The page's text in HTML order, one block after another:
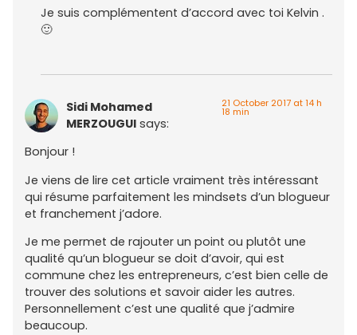
Je suis complémentent d’accord avec toi Kelvin .
🙂
Sidi Mohamed
MERZOUGUI says:
21 October 2017 at 14 h
18 min
Bonjour !
Je viens de lire cet article vraiment très intéressant
qui résume parfaitement les mindsets d’un blogueur
et franchement j’adore.
Je me permet de rajouter un point ou plutôt une
qualité qu’un blogueur se doit d’avoir, qui est
commune chez les entrepreneurs, c’est bien celle de
trouver des solutions et savoir aider les autres.
Personnellement c’est une qualité que j’admire
beaucoup.